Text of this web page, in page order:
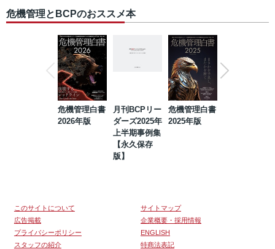
危機管理とBCPのおススメ本
危機管理白書
2026年版
月刊BCPリー
ダーズ2025年
上半期事例集
【永久保存
版】
危機管理白書
2025年版
このサイトについて
サイトマップ
広告掲載
企業概要・採用情報
プライバシーポリシー
ENGLISH
スタッフの紹介
特商法表記